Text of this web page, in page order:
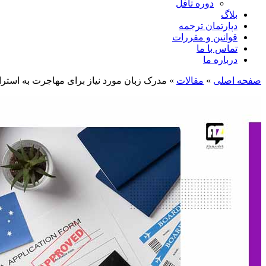
دوره تافل
بلاگ
دپارتمان ترجمه
قوانین و مقررات
تماس با ما
درباره ما
صفحه اصلی » مقالات » مدرک زبان مورد نیاز برای مهاجرت به